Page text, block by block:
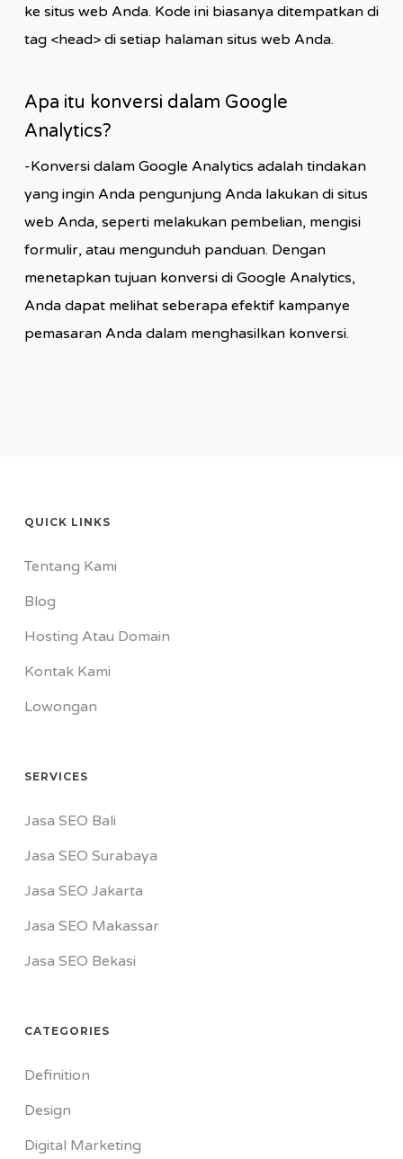
ke situs web Anda. Kode ini biasanya ditempatkan di
tag <head> di setiap halaman situs web Anda.
Apa itu konversi dalam Google
Analytics?
-Konversi dalam Google Analytics adalah tindakan
yang ingin Anda pengunjung Anda lakukan di situs
web Anda, seperti melakukan pembelian, mengisi
formulir, atau mengunduh panduan. Dengan
menetapkan tujuan konversi di Google Analytics,
Anda dapat melihat seberapa efektif kampanye
pemasaran Anda dalam menghasilkan konversi.
QUICK LINKS
Tentang Kami
Blog
Hosting Atau Domain
Kontak Kami
Lowongan
SERVICES
Jasa SEO Bali
Jasa SEO Surabaya
Jasa SEO Jakarta
Jasa SEO Makassar
Jasa SEO Bekasi
CATEGORIES
Definition
Design
Digital Marketing